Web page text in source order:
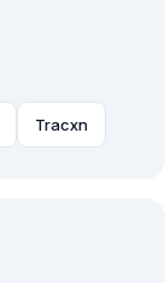
Tracxn